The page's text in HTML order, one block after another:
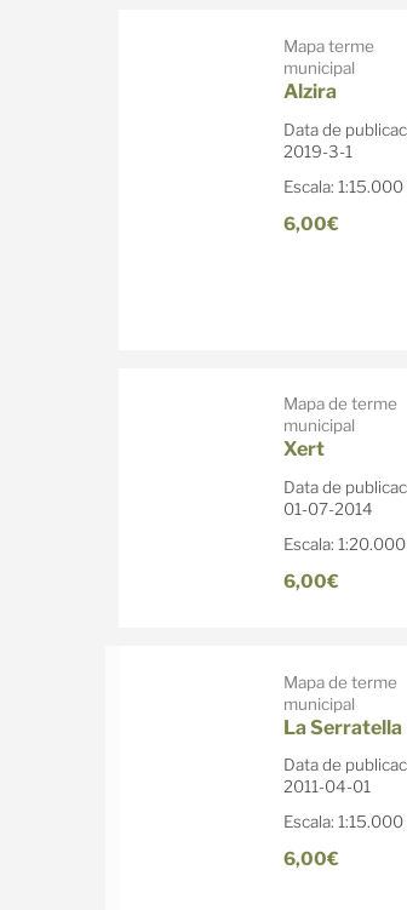
Mapa terme
municipal
Alzira
Data de
2019-3-1
Escala: 1:15.000
6,00€
Mapa de terme
municipal
Xert
Data de
01-07-2014
Escala: 1:20.000
6,00€
Mapa de terme
municipal
La Serratella
Data de
2011-04-01
Escala: 1:15.000
6,00€